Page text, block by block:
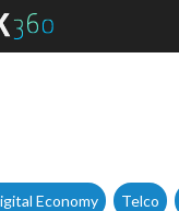
Economy Telco